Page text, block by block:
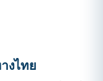
งไทย